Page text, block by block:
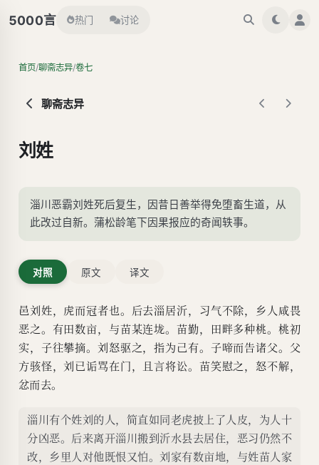
5000言 热门 讨论
首页/聊斋志异/卷七
聊斋志异
刘姓
淄川恶霸刘姓死后复生，因昔日善举得免堕畜生道，从
此改过自新。蒲松龄笔下因果报应的奇闻轶事。
对照 原文 译文
邑刘姓，虎而冠者也。后去淄居沂，习气不除，乡人咸畏
恶之。有田数亩，与苗某连垅。苗勤，田畔多种桃。桃初
实，子往攀摘。刘怒驱之，指为己有。子啼而告诸父。父
方骇怪，刘已诟骂在门，且言将讼。苗笑慰之，怒不解，
忿而去。
淄川有个姓刘的人，简直如同老虎披上了人皮，为人十
分凶恶。后来离开淄川搬到沂水县去居住，恶习仍然不
改，乡里人对他既恨又怕。刘家有数亩地，与姓苗人家